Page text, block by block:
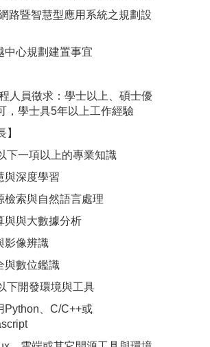
路暨智慧型應用系統之規劃設
中心規劃建置事宜
人員徵求：學士以上、碩士優
，學士具5年以上工作經驗
】
下一項以上的專業知識
與深度學習
檢索與自然語言處理
與與大數據分析
影像辨識
與數位鑑識
下開發環境與工具
Python、C/C++或